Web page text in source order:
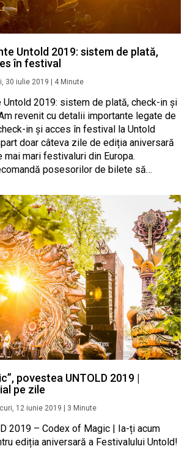
Untold 2019: sistem de plată,
în festival
30 iulie 2019 4 Minute
Untold 2019: sistem de plată, check-in și
revenit cu detalii importante legate de
in și acces în festival la Untold
doar câteva zile de ediția aniversară
mai mari festivaluri din Europa.
posesorilor de bilete să…
povestea UNTOLD 2019 |
pe zile
12 iunie 2019 3 Minute
2019 – Codex of Magic | Ia-ți acum
ediția aniversară a Festivalului Untold!